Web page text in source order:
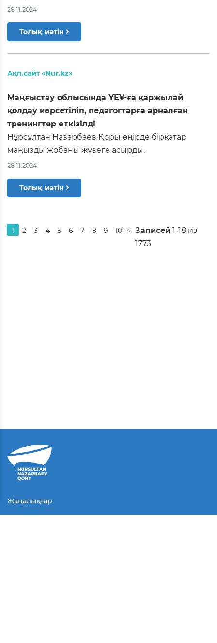
28.11.2024
Толық мәтін
Ақп.сайт «Nur.kz»
Маңғыстау облысында ҮЕҰ-ға қаржылай
қолдау көрсетіліп, педагогтарға арналған
тренингтер өткізілді
Нұрсұлтан Назарбаев Қоры өңірде бірқатар
маңызды жобаны жүзеге асырды.
28.11.2024
Толық мәтін
1 2 3 4 5 6 7 8 9 10 » Записей 1-18 из
1773
Жаңалықтар